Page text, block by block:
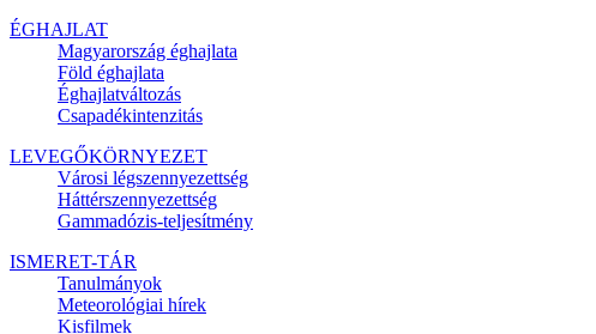
ÉGHAJLAT
Magyarország éghajlata
Föld éghajlata
Éghajlatváltozás
Csapadékintenzitás
LEVEGŐKÖRNYEZET
Városi légszennyezettség
Háttérszennyezettség
Gammadózis-teljesítmény
ISMERET-TÁR
Tanulmányok
Meteorológiai hírek
Kisfilmek